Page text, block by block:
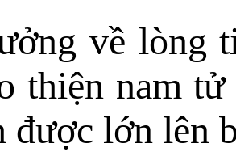
về lòng
thiện nam
được lớn lên